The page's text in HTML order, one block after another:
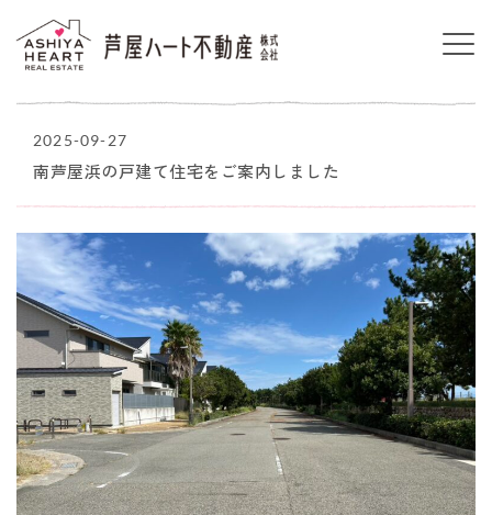
2025-09-27
南芦屋浜の戸建て住宅をご案内しました